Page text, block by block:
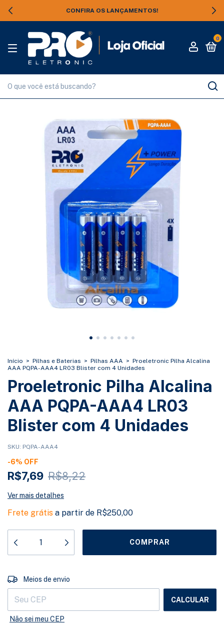
CONFIRA OS LANÇAMENTOS!
0
Início > Pilhas e Baterias > Pilhas AAA > Proeletronic Pilha Alcalina
AAA PQPA-AAA4 LR03 Blister com 4 Unidades
Proeletronic Pilha Alcalina
AAA PQPA-AAA4 LR03
Blister com 4 Unidades
SKU: PQPA-AAA4
-6% OFF
R$7,69 R$8,22
Ver mais detalhes
Frete grátis a partir de R$250,00
Entregas para o CEP:
Meios de envio
CALCULAR
Não sei meu CEP